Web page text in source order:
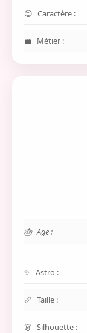
Caractère :
Métier :
Age :
Astro :
Taille :
Silhouette :